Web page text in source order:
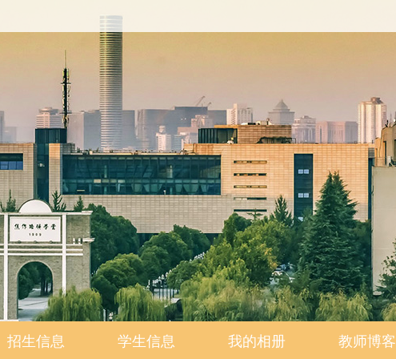
招生信息 学生信息 我的相册 教师博客